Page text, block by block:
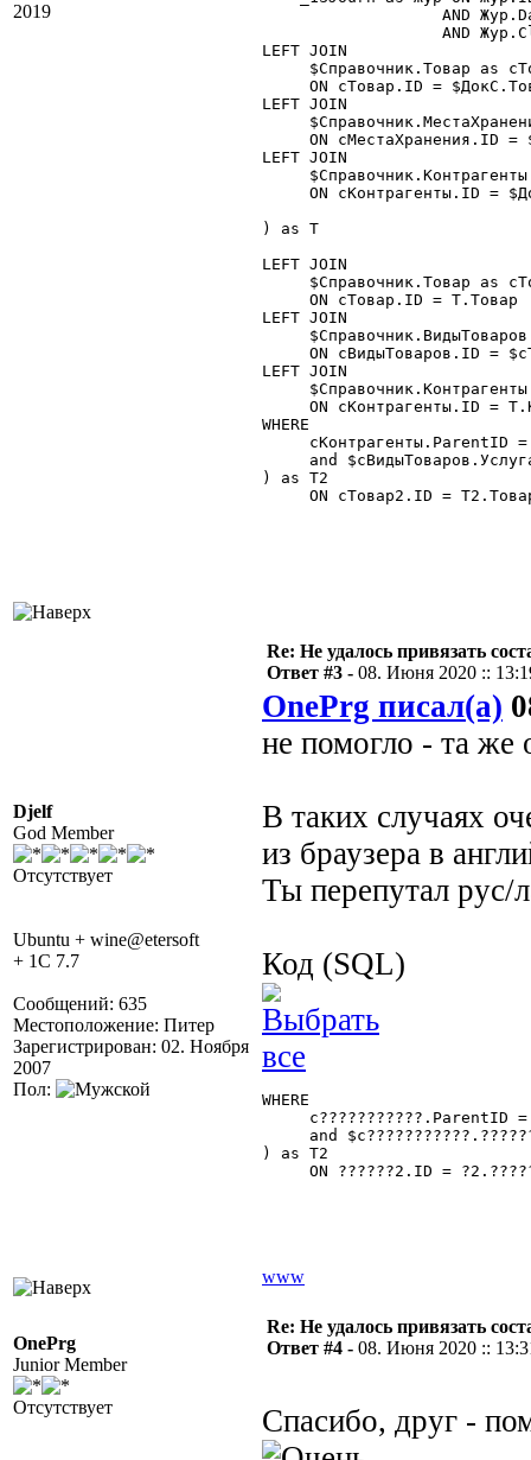
2019
AND
AND
LEFT JOIN
$Справочник.Товар as
ON сТовар.ID =
LEFT JOIN
ON сМестаХранения.ID =
LEFT JOIN
ON cКонтрагенты.ID =
) as Т
LEFT JOIN
$Справочник.Товар as
     ON сТовар.ID = Т.Товар
LEFT JOIN
ON cВидыТоваров.ID =
LEFT JOIN
ON cКонтрагенты.ID =
WHERE
cКонтрагенты.ParentID
and
) as T2
ON сТовар2.ID =
Djelf
God Member
Отсутствует
Ubuntu + wine@etersoft
+ 1C 7.7
Сообщений: 635
Местоположение: Питер
Зарегистрирован: 02. Ноября
2007
Пол:
Re: Не удалось привязать
Ответ #3 - 08. Июня 2020 ::
OnePrg писал(а)
не помогло - та же
В таких случаях
из браузера в
Ты перепутал рус/
Код (SQL)
WHERE
c???????????.ParentID
and
) as T2
ON ??????2.ID =
www
OnePrg
Junior Member
Отсутствует
Re: Не удалось привязать
Ответ #4 - 08. Июня 2020 ::
Спасибо, друг -